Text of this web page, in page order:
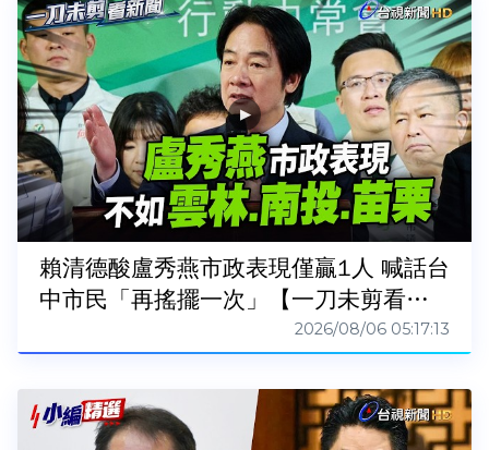
賴清德酸盧秀燕市政表現僅贏1人 喊話台
中市民「再搖擺一次」【一刀未剪看新
2026/08/06 05:17:13